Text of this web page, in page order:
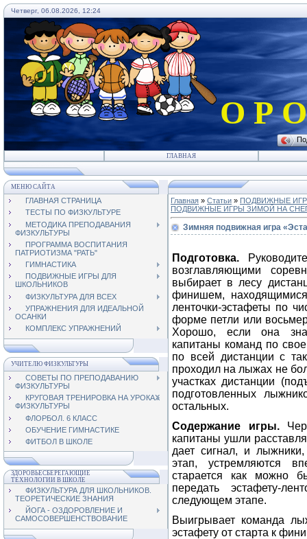
Четверг, 06.08.2026, 12:24
О Р
ГЛАВНАЯ
МЕНЮ САЙТА
ГЛАВНАЯ СТРАНИЦА
ТЕСТЫ ПО ФИЗКУЛЬТУРЕ
МЕТОДИКА ПРЕПОДАВАНИЯ
ФИЗКУЛЬТУРЫ
ПРОГРАММА ВОСПИТАНИЯ
ПАТРИОТИЗМА "РАТЬ"
ГИМНАСТИКА
ПОДВИЖНЫЕ ИГРЫ ДЛЯ
ШКОЛЬНИКОВ
ФИЗКУЛЬТУРА ДЛЯ ВСЕХ
УПРАЖНЕНИЯ ДЛЯ ИДЕАЛЬНОЙ
ОСАНКИ
КОМПЛЕКС УПРАЖНЕНИЙ
УЧИТЕЛЮ ФИЗКУЛЬТУРЫ
СОВЕТЫ ПО ПРЕПОДАВАНИЮ
ФИЗКУЛЬТУРЫ
КРУГОВАЯ ТРЕНИРОВКА НА УРОКАХ
ФИЗКУЛЬТУРЫ
ФЛОРБОЛ. 6 КЛАСС
ОБУЧЕНИЕ ГИМНАСТИКЕ
ФИТБОЛ В ШКОЛЕ
ЗДОРОВЬЕСБЕРЕГАЮЩИЕ
ТЕХНОЛОГИИ В ШКОЛЕ
ФИЗКУЛЬТУРА ДЛЯ ШКОЛЬНИКОВ.
ТЕОРЕТИЧЕСКИЕ ЗНАНИЯ
ЙОГА - ОЗДОРОВЛЕНИЕ И
САМОСОВЕРШЕНСТВОВАНИЕ
Главная » Статьи » ПОДВИЖНЫЕ
ПОДВИЖНЫЕ ИГРЫ ЗИМОЙ НА
Зимняя подвижная игра
Подготовка.
возглав­ляющими
выбирает в лесу
финишем,
ленточки-эстафеты по
форме петли или
Хорошо, если она
капитаны команд по
по всей дистанции с
проходил на лыжах не
участках дистанции
подготовленных
остальных.
Содержание игры.
капитаны ушли
дает сигнал, и
этап, устремля­ются
старается как можно
передать эстафету-
следующем этапе.
Выигрывает команда
эстафету от старта к